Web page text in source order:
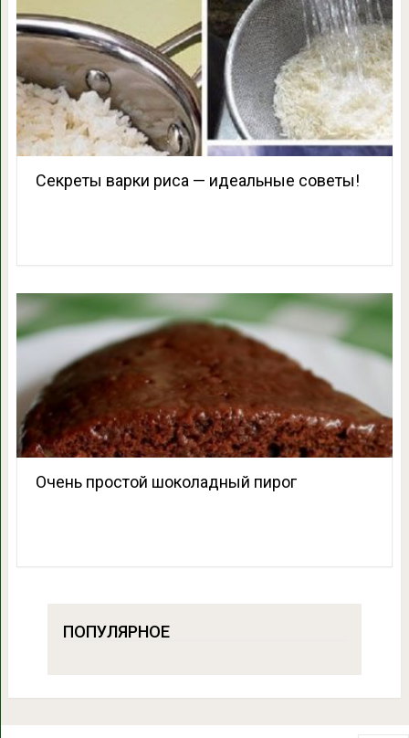
Секреты варки риса — идеальные советы!
Очень простой шоколадный пирог
ПОПУЛЯРНОЕ